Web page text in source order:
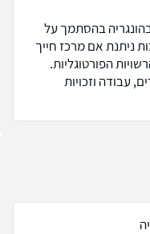
בהסתמך על
ניתנת אם מרכז חייך
הפורטוגליות.
עבודה וזכויות